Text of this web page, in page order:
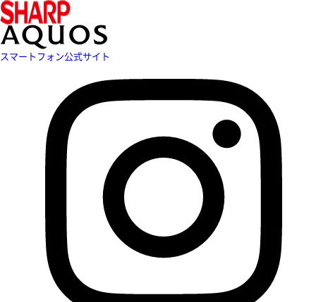
スマートフォン公式サイト